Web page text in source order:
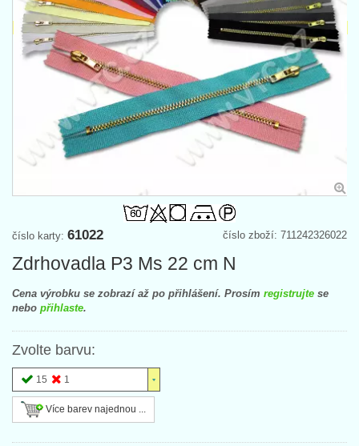
číslo zboží: 711242326022
číslo karty: 61022
Zdrhovadla P3 Ms 22 cm N
Cena výrobku se zobrazí až po přihlášení. Prosím registrujte se
nebo přihlaste.
Zvolte barvu:
15 1
Více barev najednou ...